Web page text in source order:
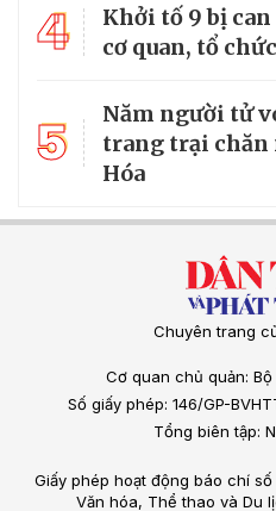
4
Khởi tố 9 bị
cơ quan, tổ
5
Năm người tử
trang trại chăn
Hóa
Chuyên trang
Cơ quan chủ quản:
Số giấy phép: 146/GP-
Tổng biên tập:
Giấy phép hoạt động báo chí
Văn hóa, Thể thao và Du